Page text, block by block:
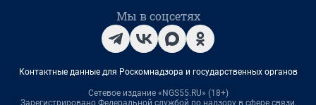
Мы в соцсетях
Контактные данные для Роскомнадзора и государственных органов
Сетевое издание «NGS55.RU» (18+)
Зарегистрировано Федеральной службой по надзору в сфере связи,